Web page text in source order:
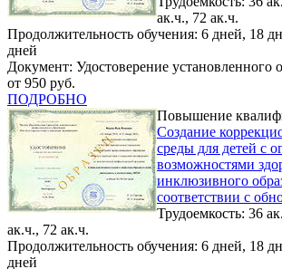
ак.ч., 72 ак.ч.
Продолжительность обучения: 6 дней, 18
дней
Документ: Удостоверение установленного
от 950 руб.
ПОДРОБНО
Повышение
Создание
среды для детей с
возможностями
инклюзивного
соответствии с
Трудоемкость: 36
ак.ч., 72 ак.ч.
Продолжительность обучения: 6 дней, 18
дней